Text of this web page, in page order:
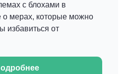
с блохами в
о мерах, которые можно
избавиться от